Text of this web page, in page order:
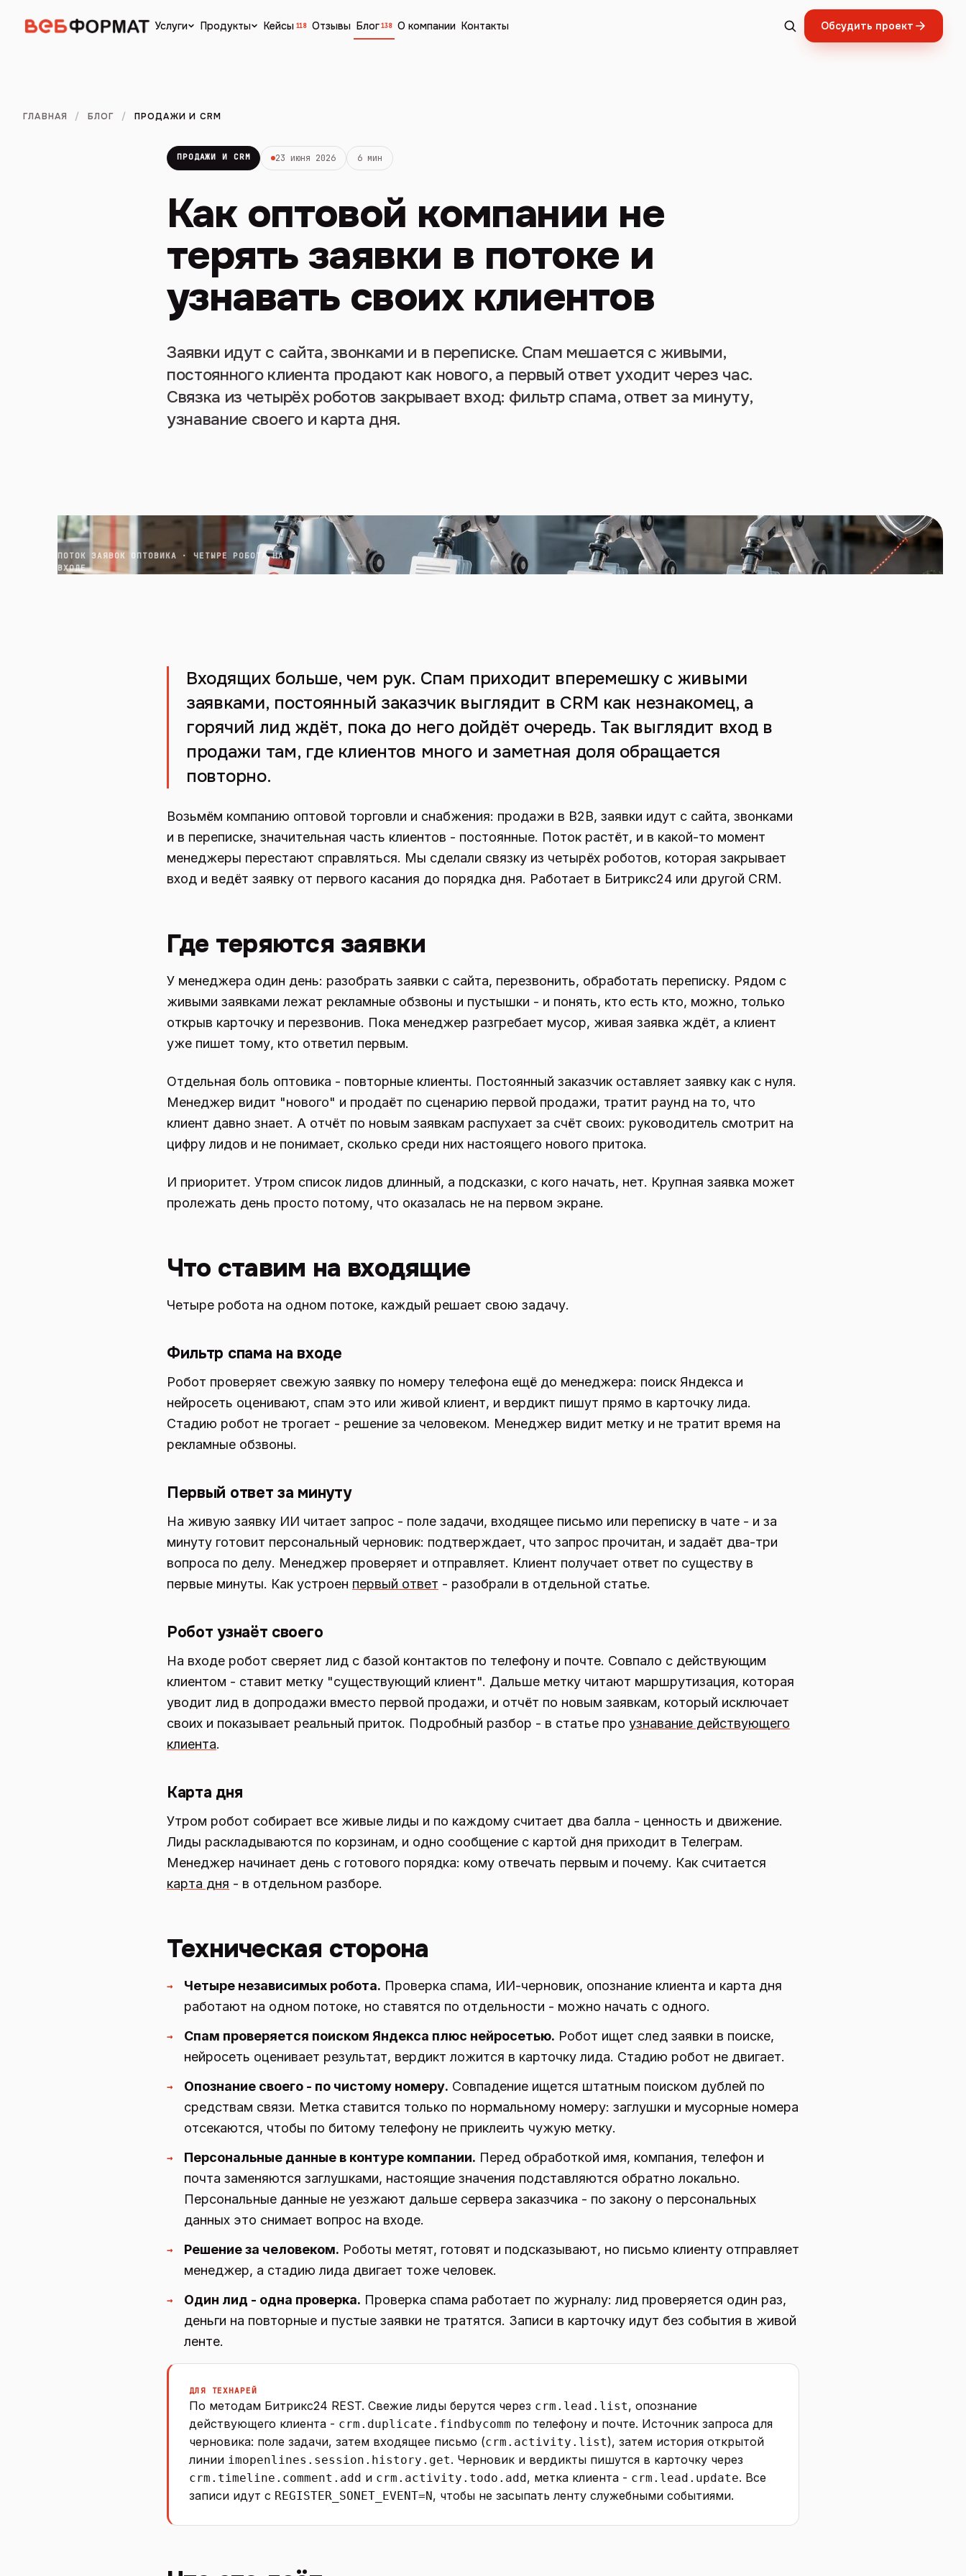
Услуги Продукты Кейсы 118 Отзывы Блог 138 О компании Контакты Обсудить проект
ГЛАВНАЯ / БЛОГ / ПРОДАЖИ И CRM
ПРОДАЖИ И CRM 23 июня 2026 6 мин
Как оптовой компании не
терять заявки в потоке и
узнавать своих клиентов
Заявки идут с сайта, звонками и в переписке. Спам мешается с живыми,
постоянного клиента продают как нового, а первый ответ уходит через час.
Связка из четырёх роботов закрывает вход: фильтр спама, ответ за минуту,
узнавание своего и карта дня.
ПОТОК ЗАЯВОК ОПТОВИКА · ЧЕТЫРЕ РОБОТА НА
ВХОДЕ
Входящих больше, чем рук. Спам приходит вперемешку с живыми
заявками, постоянный заказчик выглядит в CRM как незнакомец, а
горячий лид ждёт, пока до него дойдёт очередь. Так выглядит вход в
продажи там, где клиентов много и заметная доля обращается
повторно.
Возьмём компанию оптовой торговли и снабжения: продажи в B2B, заявки идут с сайта, звонками
и в переписке, значительная часть клиентов - постоянные. Поток растёт, и в какой-то момент
менеджеры перестают справляться. Мы сделали связку из четырёх роботов, которая закрывает
вход и ведёт заявку от первого касания до порядка дня. Работает в Битрикс24 или другой CRM.
Где теряются заявки
У менеджера один день: разобрать заявки с сайта, перезвонить, обработать переписку. Рядом с
живыми заявками лежат рекламные обзвоны и пустышки - и понять, кто есть кто, можно, только
открыв карточку и перезвонив. Пока менеджер разгребает мусор, живая заявка ждёт, а клиент
уже пишет тому, кто ответил первым.
Отдельная боль оптовика - повторные клиенты. Постоянный заказчик оставляет заявку как с нуля.
Менеджер видит "нового" и продаёт по сценарию первой продажи, тратит раунд на то, что
клиент давно знает. А отчёт по новым заявкам распухает за счёт своих: руководитель смотрит на
цифру лидов и не понимает, сколько среди них настоящего нового притока.
И приоритет. Утром список лидов длинный, а подсказки, с кого начать, нет. Крупная заявка может
пролежать день просто потому, что оказалась не на первом экране.
Что ставим на входящие
Четыре робота на одном потоке, каждый решает свою задачу.
Фильтр спама на входе
Робот проверяет свежую заявку по номеру телефона ещё до менеджера: поиск Яндекса и
нейросеть оценивают, спам это или живой клиент, и вердикт пишут прямо в карточку лида.
Стадию робот не трогает - решение за человеком. Менеджер видит метку и не тратит время на
рекламные обзвоны.
Первый ответ за минуту
На живую заявку ИИ читает запрос - поле задачи, входящее письмо или переписку в чате - и за
минуту готовит персональный черновик: подтверждает, что запрос прочитан, и задаёт два-три
вопроса по делу. Менеджер проверяет и отправляет. Клиент получает ответ по существу в
первые минуты. Как устроен первый ответ - разобрали в отдельной статье.
Робот узнаёт своего
На входе робот сверяет лид с базой контактов по телефону и почте. Совпало с действующим
клиентом - ставит метку "существующий клиент". Дальше метку читают маршрутизация, которая
уводит лид в допродажи вместо первой продажи, и отчёт по новым заявкам, который исключает
своих и показывает реальный приток. Подробный разбор - в статье про узнавание действующего
клиента.
Карта дня
Утром робот собирает все живые лиды и по каждому считает два балла - ценность и движение.
Лиды раскладываются по корзинам, и одно сообщение с картой дня приходит в Телеграм.
Менеджер начинает день с готового порядка: кому отвечать первым и почему. Как считается
карта дня - в отдельном разборе.
Техническая сторона
→ Четыре независимых робота. Проверка спама, ИИ-черновик, опознание клиента и карта дня
работают на одном потоке, но ставятся по отдельности - можно начать с одного.
→ Спам проверяется поиском Яндекса плюс нейросетью. Робот ищет след заявки в поиске,
нейросеть оценивает результат, вердикт ложится в карточку лида. Стадию робот не двигает.
→ Опознание своего - по чистому номеру. Совпадение ищется штатным поиском дублей по
средствам связи. Метка ставится только по нормальному номеру: заглушки и мусорные номера
отсекаются, чтобы по битому телефону не приклеить чужую метку.
→ Персональные данные в контуре компании. Перед обработкой имя, компания, телефон и
почта заменяются заглушками, настоящие значения подставляются обратно локально.
Персональные данные не уезжают дальше сервера заказчика - по закону о персональных
данных это снимает вопрос на входе.
→ Решение за человеком. Роботы метят, готовят и подсказывают, но письмо клиенту отправляет
менеджер, а стадию лида двигает тоже человек.
→ Один лид - одна проверка. Проверка спама работает по журналу: лид проверяется один раз,
деньги на повторные и пустые заявки не тратятся. Записи в карточку идут без события в живой
ленте.
ДЛЯ ТЕХНАРЕЙ
По методам Битрикс24 REST. Свежие лиды берутся через crm.lead.list, опознание
действующего клиента - crm.duplicate.findbycomm по телефону и почте. Источник запроса для
черновика: поле задачи, затем входящее письмо (crm.activity.list), затем история открытой
линии imopenlines.session.history.get. Черновик и вердикты пишутся в карточку через
crm.timeline.comment.add и crm.activity.todo.add , метка клиента - crm.lead.update. Все
записи идут с REGISTER_SONET_EVENT=N , чтобы не засыпать ленту служебными событиями.